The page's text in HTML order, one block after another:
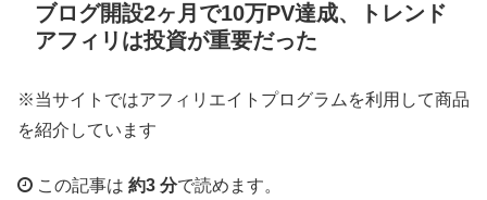
ブログ開設2ヶ月で10万PV達成、トレンド
アフィリは投資が重要だった
※当サイトではアフィリエイトプログラムを利用して商品
を紹介しています
この記事は 約3 分で読めます。